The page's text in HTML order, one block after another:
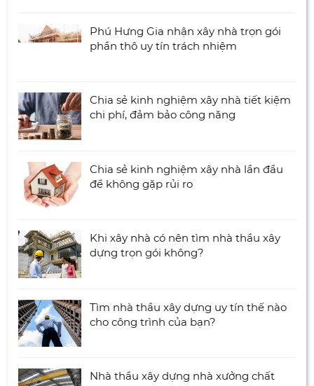
Phú Hưng Gia nhận xây nhà trọn gói
phần thô uy tín trách nhiệm
Chia sẻ kinh nghiệm xây nhà tiết kiệm
chi phí, đảm bảo công năng
Chia sẻ kinh nghiệm xây nhà lần đầu
để không gặp rủi ro
Khi xây nhà có nên tìm nhà thầu xây
dựng trọn gói không?
Tìm nhà thầu xây dựng uy tín thế nào
cho công trình của bạn?
Nhà thầu xây dựng nhà xưởng chất